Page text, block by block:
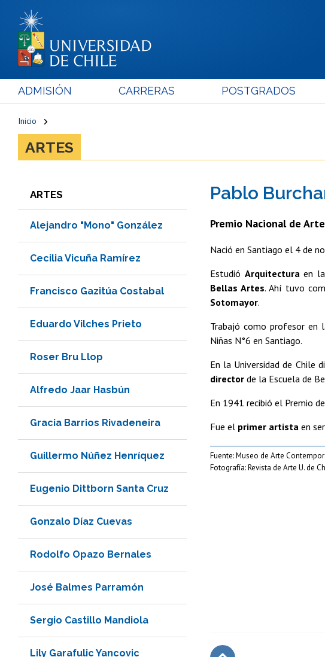
ADMISIÓN CARRERAS POSTGRADOS
Inicio
ARTES
ARTES
Alejandro "Mono" González
Cecilia Vicuña Ramírez​​
Francisco Gazitúa Costabal
Eduardo Vilches Prieto
Roser Bru Llop
Alfredo Jaar Hasbún
Gracia Barrios Rivadeneira
Guillermo Núñez Henríquez
Eugenio Dittborn Santa Cruz
Gonzalo Díaz Cuevas
Rodolfo Opazo Bernales
José Balmes Parramón
Sergio Castillo Mandiola
Lily Garafulic Yancovic
Pablo
Premio Nacional de
Nació en Santiago el 4 de
Estudió Arquitectura en
Bellas Artes. Ahí tuvo
Sotomayor.
Trabajó como profesor en
Niñas N°6 en Santiago.
En la Universidad de Chile
director de la Escuela de
En 1941 recibió el Premio
Fue el primer artista en
Fuente: Museo de Arte
Fotografía: Revista de Arte U. de